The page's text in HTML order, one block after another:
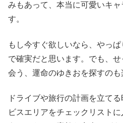
みもあって、本当に可愛いキ
す。
もし今すぐ欲しいなら、やっ
で確実だと思います。でも、
会う、運命のゆきおを探すのも
ドライブや旅行の計画を立て
ビスエリアをチェックリスト